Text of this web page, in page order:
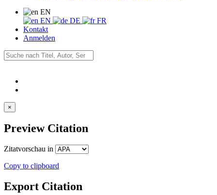
EN
EN
DE
FR
Kontakt
Anmelden
×
Preview Citation
Zitatvorschau in
Copy to clipboard
Export Citation